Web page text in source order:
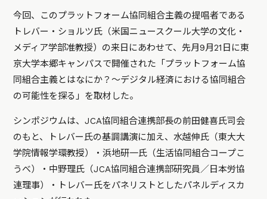
今回、このプラットフォーム協同組合主義の提唱者である
トレバー・ショルツ氏（米国ニュースクール大学の文化・
メディア学部准教授）の来日にあわせて、先月9月21日に東
京大学本郷キャンパスで開催された「プラットフォーム協
同組合主義とはなにか？～デジタル経済における協同組合
の可能性を探る」を取材した。
シンポジウムは、JCA協同組合連携部長の前田健喜氏司会
のもと、トレバー氏の基調講演に加え、水越伸氏（東大大
学院情報学環教授）・浜地研一氏（生活協同組合コープこ
うべ）・中野理氏（JCA協同組合連携部研究員／日本労協
連理事）・トレバー氏をパネリストとしたパネルディスカ